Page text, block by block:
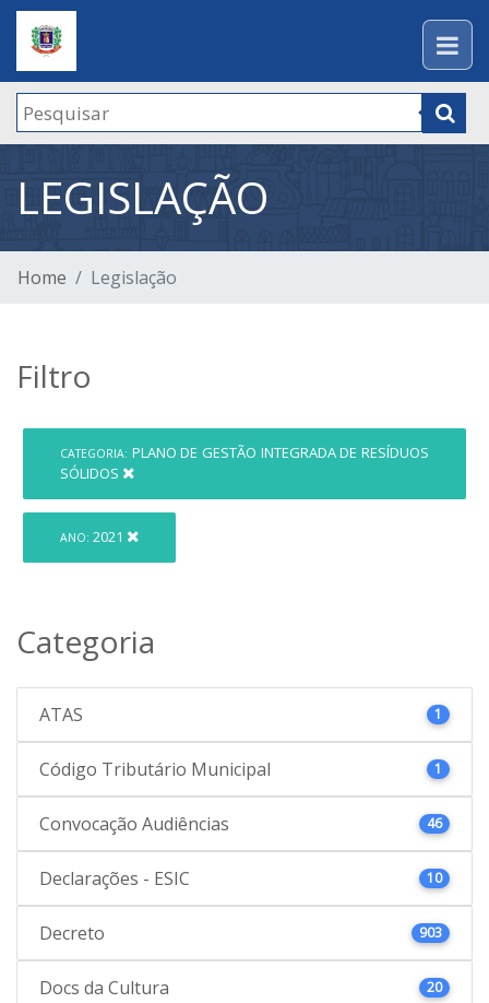
LEGISLAÇÃO
Home Legislação
Filtro
CATEGORIA: PLANO DE GESTÃO INTEGRADA DE RESÍDUOS
SÓLIDOS
ANO: 2021
Categoria
ATAS 1
Código Tributário Municipal 1
Convocação Audiências 46
Declarações - ESIC 10
Decreto 903
Docs da Cultura 20